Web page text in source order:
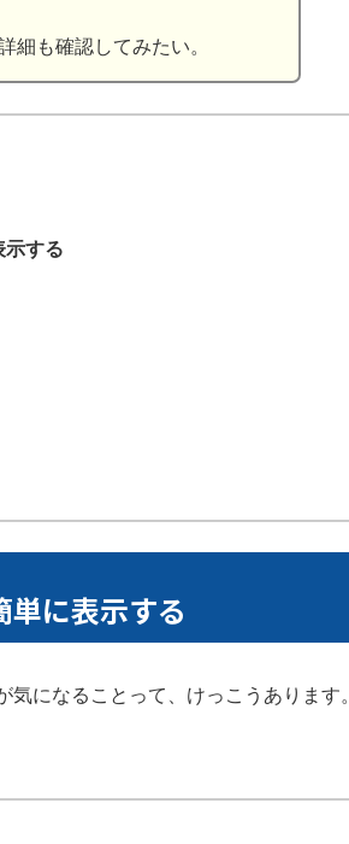
細も確認してみたい。
する
単に表示する
になることって、けっこうあります。